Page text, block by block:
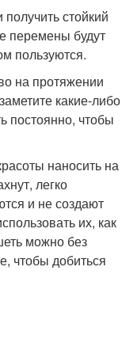
стойкий
будут
пользуются.
на протяжении
какие-либо
постоянно, чтобы
наносить на
легко
и не создают
их, как
можно без
чтобы добиться